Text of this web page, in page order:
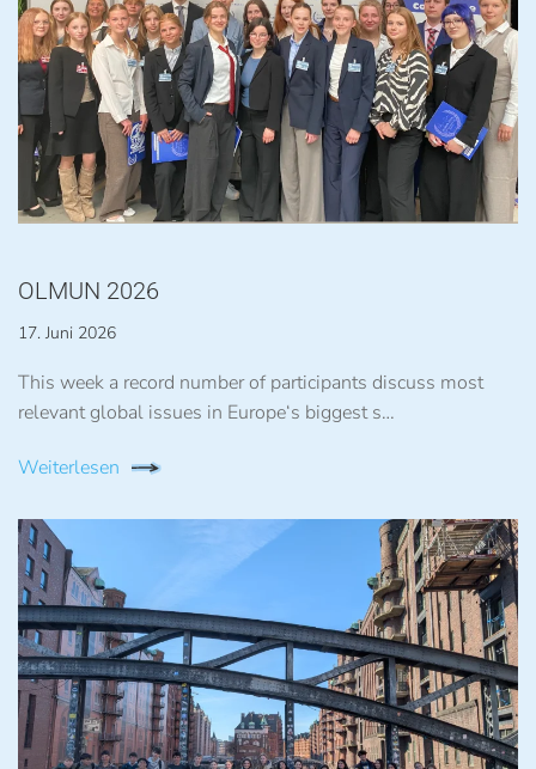
OLMUN 2026
17. Juni 2026
This week a record number of participants discuss most
relevant global issues in Europe‘s biggest s…
Weiterlesen